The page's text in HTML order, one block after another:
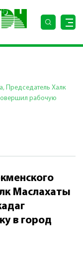
Председатель Халк
рабочую
Маслахаты
в город